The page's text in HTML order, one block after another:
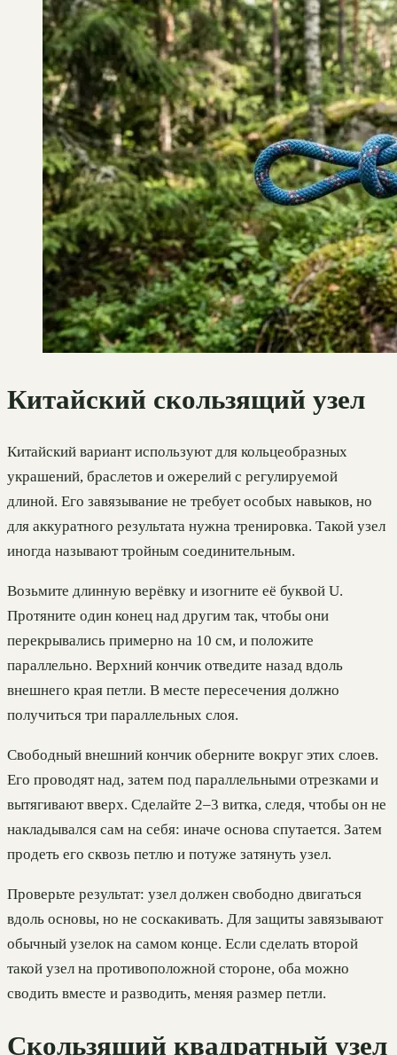
Китайский скользящий узел
Китайский вариант используют для кольцеобразных
украшений, браслетов и ожерелий с регулируемой
длиной. Его завязывание не требует особых навыков, но
для аккуратного результата нужна тренировка. Такой узел
иногда называют тройным соединительным.
Возьмите длинную верёвку и изогните её буквой U.
Протяните один конец над другим так, чтобы они
перекрывались примерно на 10 см, и положите
параллельно. Верхний кончик отведите назад вдоль
внешнего края петли. В месте пересечения должно
получиться три параллельных слоя.
Свободный внешний кончик оберните вокруг этих слоев.
Его проводят над, затем под параллельными отрезками и
вытягивают вверх. Сделайте 2–3 витка, следя, чтобы он не
накладывался сам на себя: иначе основа спутается. Затем
продеть его сквозь петлю и потуже затянуть узел.
Проверьте результат: узел должен свободно двигаться
вдоль основы, но не соскакивать. Для защиты завязывают
обычный узелок на самом конце. Если сделать второй
такой узел на противоположной стороне, оба можно
сводить вместе и разводить, меняя размер петли.
Скользящий квадратный узел